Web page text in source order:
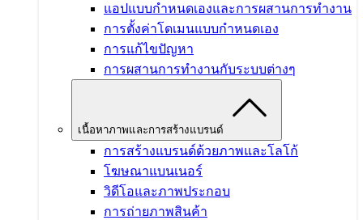
แอปแบบกำหนดเองและการผสานการทำงาน
การตั้งค่าโดเมนแบบกำหนดเอง
การแก้ไขปัญหา
การผสานการทำงานกับระบบต่างๆ
เนื้อหาภาพและการสร้างแบรนด์
การสร้างแบรนด์ด้วยภาพและโลโก้
โฆษณาแบนเนอร์
วิดีโอและภาพประกอบ
การถ่ายภาพสินค้า